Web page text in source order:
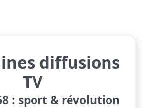
diffusions
TV
: sport & révolution